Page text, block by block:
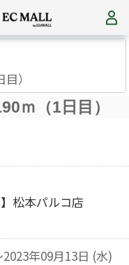
）
ｍ（1日目）
松本パルコ店
年09月13日 (水)